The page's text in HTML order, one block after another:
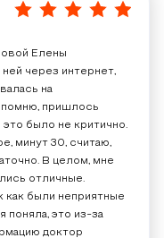
5/5
Елены
через интернет,
на
пришлось
это было не критично.
минут 30, считаю,
В целом, мне
отличные.
как были неприятные
поняла, это из-за
доктор